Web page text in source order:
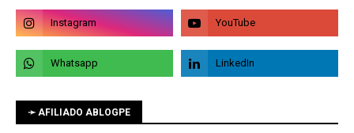
➛ AFILIADO ABLOGPE